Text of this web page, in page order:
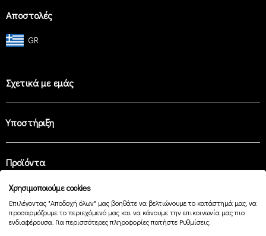
Αποστολές
GR
Σχετικά με εμάς
Υποστήριξη
Προϊόντα
Easy Payment
Χρησιμοποιούμε cookies
Επιλέγοντας "Αποδοχή όλων" μας βοηθάτε να βελτιώνουμε το κατάστημά μας, να
προσαρμόζουμε το περιεχόμενό μας και να κάνουμε την επικοινωνία μας πιο
ενδιαφέρουσα. Για περισσότερες πληροφορίες πατήστε Ρυθμίσεις.